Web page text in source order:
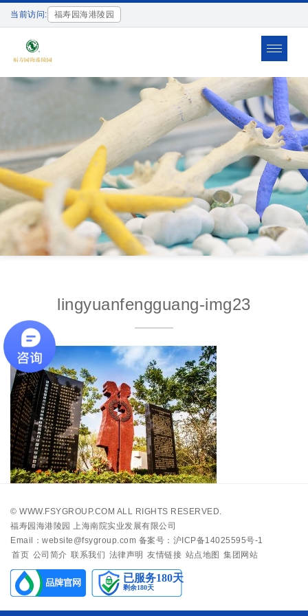
当前访问: 福寿园海港陵园
Toggle
lingyuanfengguang-img23
© WWW.FSYGROUP.COM ALL RIGHTS RESERVED.
福寿园海港陵园 上海南院实业发展有限公司
Email：website@fsygroup.com 备案号：沪ICP备14025595号-1
首页 公司简介 联系我们 法律声明 友情链接 站点地图 集团网站